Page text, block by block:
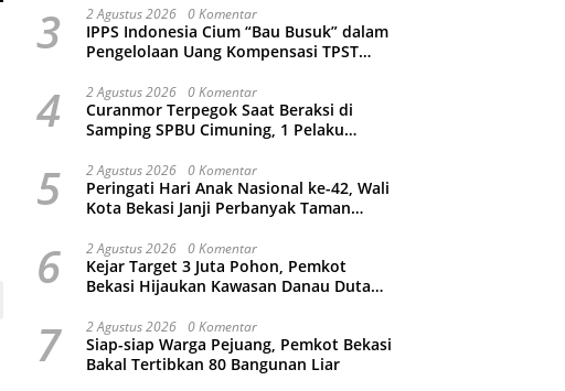
3 2 Agustus 2026 0 Komentar
IPPS Indonesia Cium “Bau Busuk” dalam
Pengelolaan Uang Kompensasi TPST
4 2 Agustus 2026 0 Komentar
Curanmor Terpegok Saat Beraksi di
Samping SPBU Cimuning, 1 Pelaku
5 2 Agustus 2026 0 Komentar
Peringati Hari Anak Nasional ke-42, Wali
Kota Bekasi Janji Perbanyak Taman
6 2 Agustus 2026 0 Komentar
Kejar Target 3 Juta Pohon, Pemkot
Bekasi Hijaukan Kawasan Danau Duta
7 2 Agustus 2026 0 Komentar
Siap-siap Warga Pejuang, Pemkot Bekasi
Bakal Tertibkan 80 Bangunan Liar